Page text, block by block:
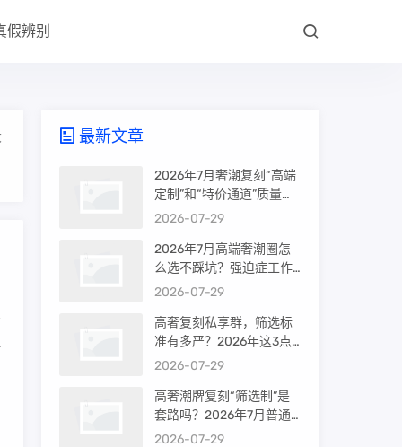
假辨别
最新文章
2026年7月奢潮复刻“高端
定制”和“特价通道”质量差
很多吗？内行人说出真相
2026-07-29
2026年7月高端奢潮圈怎
么选不踩坑？强迫症工作
室的筛选机制是真相还是
2026-07-29
高奢复刻私享群，筛选标
准有多严？2026年这3点
才是真相
2026-07-29
高奢潮牌复刻“筛选制”是
套路吗？2026年7月普通
买家能进高端群吗？
2026-07-29